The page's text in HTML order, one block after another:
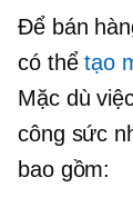
Để bán
có thểtạo
Mặc dù
công sức
bao gồm: